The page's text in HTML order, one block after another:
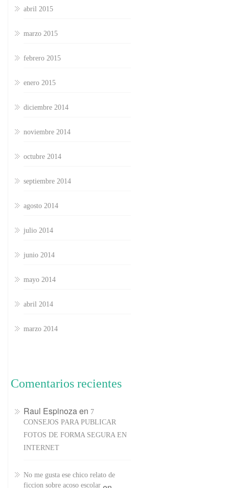
abril 2015
marzo 2015
febrero 2015
enero 2015
diciembre 2014
noviembre 2014
octubre 2014
septiembre 2014
agosto 2014
julio 2014
junio 2014
mayo 2014
abril 2014
marzo 2014
Comentarios recientes
Raul Espinozaen 7
CONSEJOS PARA PUBLICAR
FOTOS DE FORMA SEGURA EN
INTERNET
No me gusta ese chico relato de